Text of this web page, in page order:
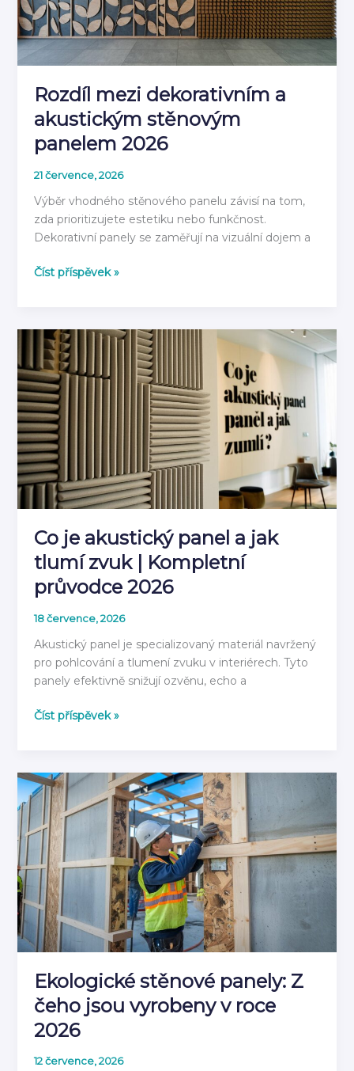
rok
2026
Rozdíl mezi dekorativním a
akustickým stěnovým
panelem 2026
21 července, 2026
Výběr vhodného stěnového panelu závisí na tom,
zda prioritizujete estetiku nebo funkčnost.
Dekorativní panely se zaměřují na vizuální dojem a
Rozdíl
a
akustickým
stěnovým
panelem
2026
Číst příspěvek »
Co je akustický panel a jak
tlumí zvuk | Kompletní
průvodce 2026
18 července, 2026
Akustický panel je specializovaný materiál navržený
pro pohlcování a tlumení zvuku v interiérech. Tyto
panely efektivně snižují ozvěnu, echo a
Co
a
jak
tlumí
zvuk
Kompletní
průvodce
2026
Číst příspěvek »
Ekologické stěnové panely: Z
čeho jsou vyrobeny v roce
2026
12 července, 2026